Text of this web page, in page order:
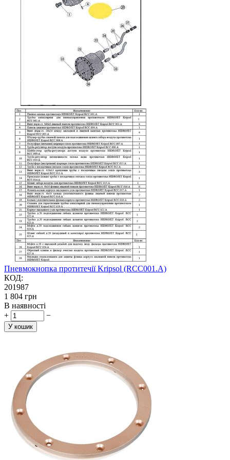
Пневмокнопка протитечії Kripsol (RCC001.A)
КОД:
201987
‍1 804‍ грн
В наявності
+
−
У кошик